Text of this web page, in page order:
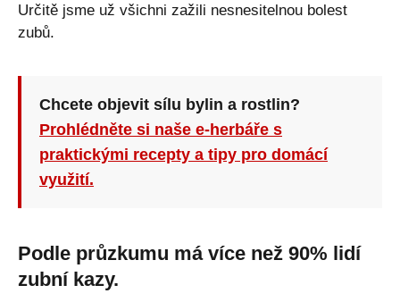
Určitě jsme už všichni zažili nesnesitelnou bolest
zubů.
Chcete objevit sílu bylin a rostlin?
Prohlédněte si naše e-herbáře s
praktickými recepty a tipy pro domácí
využití.
Podle průzkumu má více než 90% lidí
zubní kazy.